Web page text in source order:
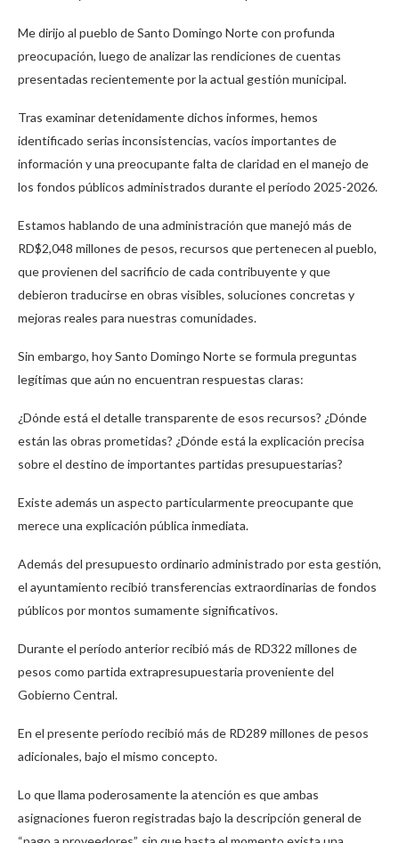
Me dirijo al pueblo de Santo Domingo Norte con profunda
preocupación, luego de analizar las rendiciones de cuentas
presentadas recientemente por la actual gestión municipal.
Tras examinar detenidamente dichos informes, hemos
identificado serias inconsistencias, vacíos importantes de
información y una preocupante falta de claridad en el manejo de
los fondos públicos administrados durante el período 2025-2026.
Estamos hablando de una administración que manejó más de
RD$2,048 millones de pesos, recursos que pertenecen al pueblo,
que provienen del sacrificio de cada contribuyente y que
debieron traducirse en obras visibles, soluciones concretas y
mejoras reales para nuestras comunidades.
Sin embargo, hoy Santo Domingo Norte se formula preguntas
legítimas que aún no encuentran respuestas claras:
¿Dónde está el detalle transparente de esos recursos? ¿Dónde
están las obras prometidas? ¿Dónde está la explicación precisa
sobre el destino de importantes partidas presupuestarias?
Existe además un aspecto particularmente preocupante que
merece una explicación pública inmediata.
Además del presupuesto ordinario administrado por esta gestión,
el ayuntamiento recibió transferencias extraordinarias de fondos
públicos por montos sumamente significativos.
Durante el período anterior recibió más de RD322 millones de
pesos como partida extrapresupuestaria proveniente del
Gobierno Central.
En el presente período recibió más de RD289 millones de pesos
adicionales, bajo el mismo concepto.
Lo que llama poderosamente la atención es que ambas
asignaciones fueron registradas bajo la descripción general de